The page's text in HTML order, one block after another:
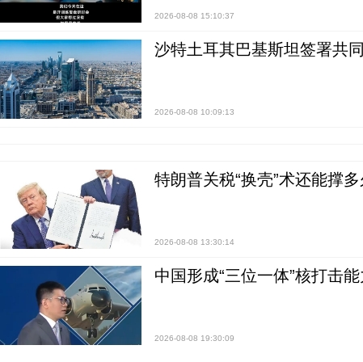
2026-08-08 15:10:37
沙特土耳其巴基斯坦签署共
2026-08-08 10:09:13
特朗普关税“换壳”术还能撑
2026-08-08 13:30:14
中国形成“三位一体”核打击
2026-08-08 19:30:09